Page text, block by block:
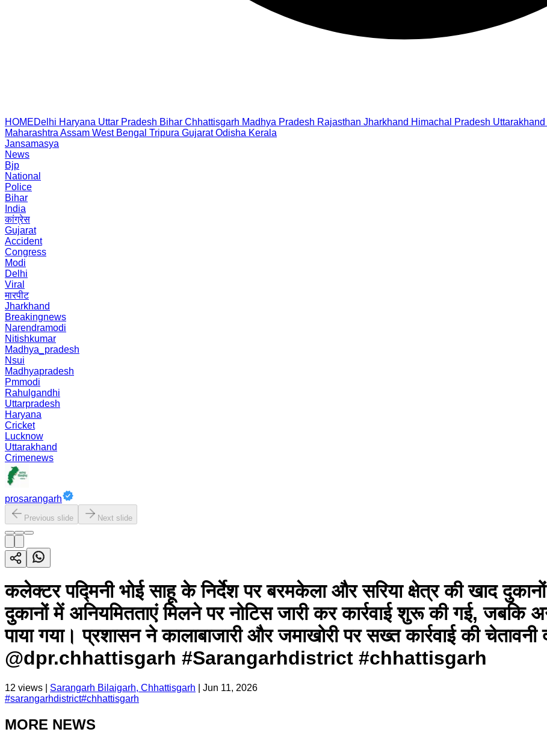
HOMEDelhi Haryana Uttar Pradesh Bihar Chhattisgarh Madhya Pradesh Rajasthan Jharkhand Himachal Pradesh Uttarakhand
Maharashtra Assam West Bengal Tripura Gujarat Odisha Kerala
Jansamasya
News
Bjp
National
Police
Bihar
India
कांग्रेस
Gujarat
Accident
Congress
Modi
Delhi
Viral
मारपीट
Jharkhand
Breakingnews
Narendramodi
Nitishkumar
Madhya_pradesh
Nsui
Madhyapradesh
Pmmodi
Rahulgandhi
Uttarpradesh
Haryana
Cricket
Lucknow
Uttarakhand
Crimenews
prosarangarh
Previous slide Next slide
कलेक्टर पद्मिनी भोई साहू के निर्देश पर बरमकेला और सरिया क्षेत्र की खाद
दुकानों में अनियमितताएं मिलने पर नोटिस जारी कर कार्रवाई शुरू की गई, जबकि
पाया गया। प्रशासन ने कालाबाजारी और जमाखोरी पर सख्त कार्रवाई की
@dpr.chhattisgarh #Sarangarhdistrict #chhattisgarh
12 views | Sarangarh Bilaigarh, Chhattisgarh
Jun 11, 2026
#sarangarhdistrict#chhattisgarh
MORE NEWS